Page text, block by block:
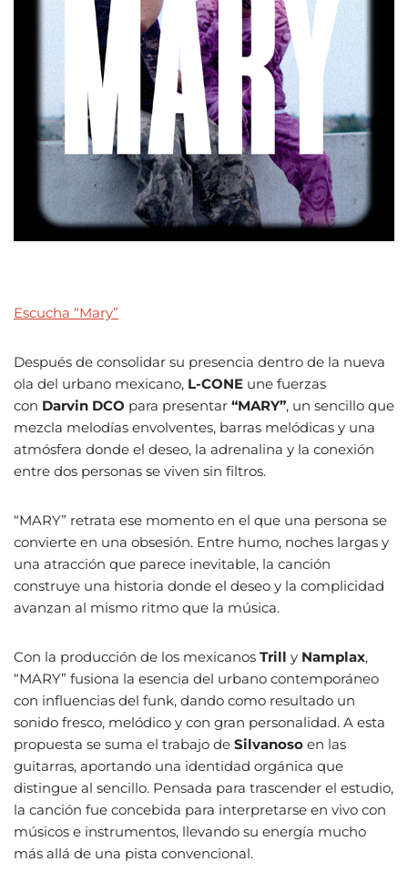
Escucha “Mary”
Después de consolidar su presencia dentro de la nueva
ola del urbano mexicano, L-CONE une fuerzas
con Darvin DCO para presentar “MARY”, un sencillo que
mezcla melodías envolventes, barras melódicas y una
atmósfera donde el deseo, la adrenalina y la conexión
entre dos personas se viven sin filtros.
“MARY” retrata ese momento en el que una persona se
convierte en una obsesión. Entre humo, noches largas y
una atracción que parece inevitable, la canción
construye una historia donde el deseo y la complicidad
avanzan al mismo ritmo que la música.
Con la producción de los mexicanos Trill y Namplax,
“MARY” fusiona la esencia del urbano contemporáneo
con influencias del funk, dando como resultado un
sonido fresco, melódico y con gran personalidad. A esta
propuesta se suma el trabajo de Silvanoso en las
guitarras, aportando una identidad orgánica que
distingue al sencillo. Pensada para trascender el estudio,
la canción fue concebida para interpretarse en vivo con
músicos e instrumentos, llevando su energía mucho
más allá de una pista convencional.